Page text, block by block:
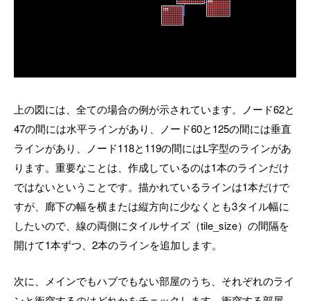
上の図には、全ての場合の例が示されています。ノード62と
47の間には水平ラインがあり、ノード60と125の間には垂直
ラインがあり、ノード118と119の間にはL字型のラインがあ
ります。重要なことは、作成しているのは1本のラインだけ
ではないということです。描かれているラインは1本だけで
すが、廊下の幅を横または縦方向に少なくとも3タイル幅に
したいので、線の両側にタイルサイズ（tile_size）の間隔を
開けて1本ずつ、2本のラインを追加します。
次に、メインでもハブでもない部屋のうち、それぞれのライ